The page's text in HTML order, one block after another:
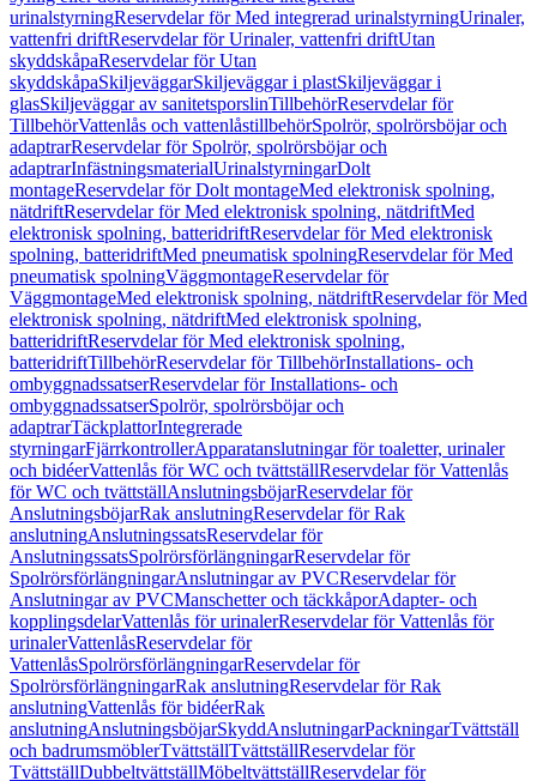
urinalstyrningReservdelar för Med integrerad urinalstyrningUrinaler,
vattenfri driftReservdelar för Urinaler, vattenfri driftUtan
skyddskåpaReservdelar för Utan
skyddskåpaSkiljeväggarSkiljeväggar i plastSkiljeväggar i
glasSkiljeväggar av sanitetsporslinTillbehörReservdelar för
TillbehörVattenlås och vattenlåstillbehörSpolrör, spolrörsböjar och
adaptrarReservdelar för Spolrör, spolrörsböjar och
adaptrarInfästningsmaterialUrinalstyrningarDolt
montageReservdelar för Dolt montageMed elektronisk spolning,
nätdriftReservdelar för Med elektronisk spolning, nätdriftMed
elektronisk spolning, batteridriftReservdelar för Med elektronisk
spolning, batteridriftMed pneumatisk spolningReservdelar för Med
pneumatisk spolningVäggmontageReservdelar för
VäggmontageMed elektronisk spolning, nätdriftReservdelar för Med
elektronisk spolning, nätdriftMed elektronisk spolning,
batteridriftReservdelar för Med elektronisk spolning,
batteridriftTillbehörReservdelar för TillbehörInstallations- och
ombyggnadssatserReservdelar för Installations- och
ombyggnadssatserSpolrör, spolrörsböjar och
adaptrarTäckplattorIntegrerade
styrningarFjärrkontrollerApparatanslutningar för toaletter, urinaler
och bidéerVattenlås för WC och tvättställReservdelar för Vattenlås
för WC och tvättställAnslutningsböjarReservdelar för
AnslutningsböjarRak anslutningReservdelar för Rak
anslutningAnslutningssatsReservdelar för
AnslutningssatsSpolrörsförlängningarReservdelar för
SpolrörsförlängningarAnslutningar av PVCReservdelar för
Anslutningar av PVCManschetter och täckkåporAdapter- och
kopplingsdelarVattenlås för urinalerReservdelar för Vattenlås för
urinalerVattenlåsReservdelar för
VattenlåsSpolrörsförlängningarReservdelar för
SpolrörsförlängningarRak anslutningReservdelar för Rak
anslutningVattenlås för bidéerRak
anslutningAnslutningsböjarSkyddAnslutningarPackningarTvättställ
och badrumsmöblerTvättställTvättställReservdelar för
TvättställDubbeltvättställMöbeltvättställReservdelar för